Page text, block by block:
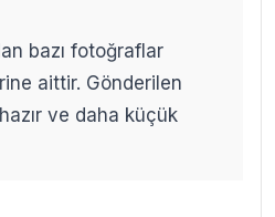
bazı fotoğraflar
aittir. Gönderilen
ve daha küçük